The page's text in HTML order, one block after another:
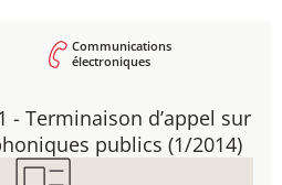
- ​Terminaison d’appel sur
publics (1/2014)
Communications
électroniques